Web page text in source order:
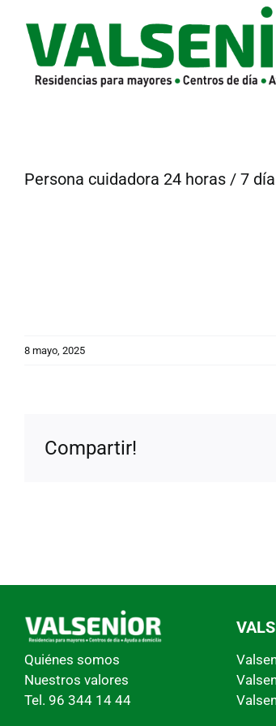
contenido
Persona cuidadora 24 horas / 7
8 mayo, 2025
Compartir!
Quiénes somos
Nuestros valores
Tel. 96 344 14 44